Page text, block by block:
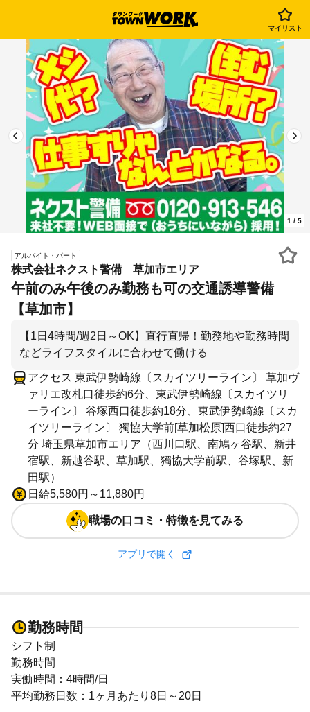
マイリスト
1 / 5
アルバイト・パート
株式会社ネクスト警備 草加市エリア
午前のみ午後のみ勤務も可の交通誘導警備
【草加市】
【1日4時間/週2日～OK】直行直帰！勤務地や勤務時間
などライフスタイルに合わせて働ける
アクセス 東武伊勢崎線〔スカイツリーライン〕 草加ヴ
ァリエ改札口徒歩約6分、東武伊勢崎線〔スカイツリ
ーライン〕 谷塚西口徒歩約18分、東武伊勢崎線〔スカ
イツリーライン〕 獨協大学前[草加松原]西口徒歩約27
分 埼玉県草加市エリア（西川口駅、南鳩ヶ谷駅、新井
宿駅、新越谷駅、草加駅、獨協大学前駅、谷塚駅、新
田駅）
日給5,580円～11,880円
職場の口コミ・特徴を見てみる
アプリで開く
勤務時間
シフト制
勤務時間
実働時間：4時間/日
平均勤務日数：1ヶ月あたり8日～20日